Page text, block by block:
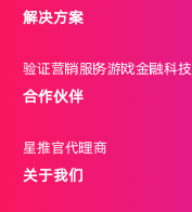
解决方案
验证营销服务游戏金融科技
合作伙伴
星推官代理商
关于我们